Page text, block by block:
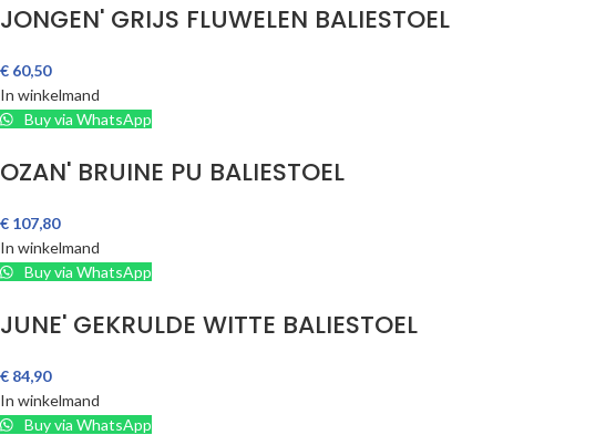
JONGEN' GRIJS FLUWELEN BALIESTOEL
€ 60,50
In winkelmand
Buy via WhatsApp
OZAN' BRUINE PU BALIESTOEL
€ 107,80
In winkelmand
Buy via WhatsApp
JUNE' GEKRULDE WITTE BALIESTOEL
€ 84,90
In winkelmand
Buy via WhatsApp